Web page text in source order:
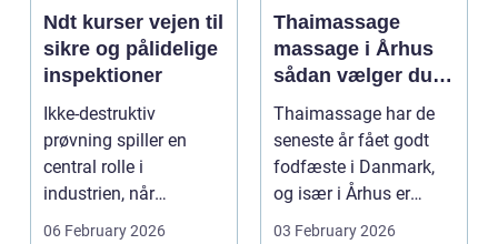
Ndt kurser vejen til
sikre og pålidelige
inspektioner
Ikke-destruktiv
prøvning spiller en
central rolle i
industrien, når
konstruktioner,
06 February 2026
Thaimassage
massage i Århus
sådan vælger du
den rette
behandling
Thaimassage har de
seneste år fået godt
fodfæste i Danmark,
og især i Århus er
udbuddet vokset
03 February 2026